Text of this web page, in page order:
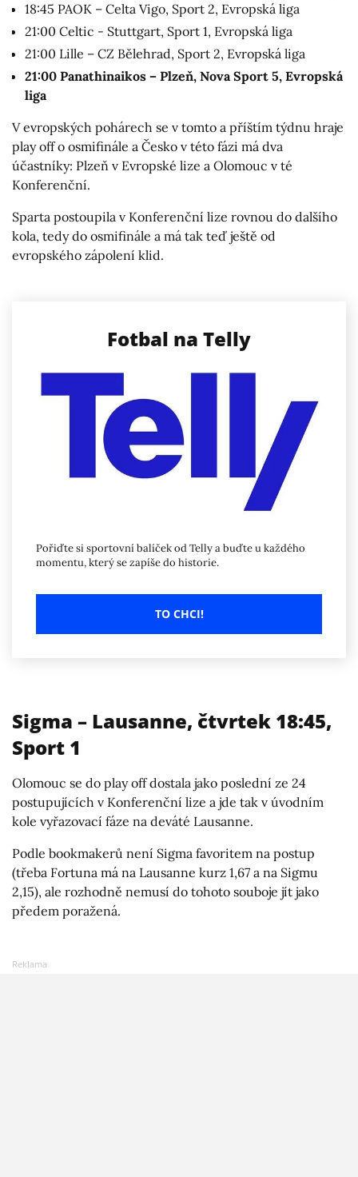
18:45 PAOK – Celta Vigo, Sport 2, Evropská liga
21:00 Celtic - Stuttgart, Sport 1, Evropská liga
21:00 Lille – CZ Bělehrad, Sport 2, Evropská liga
21:00 Panathinaikos – Plzeň, Nova Sport 5, Evropská
liga
V evropských pohárech se v tomto a příštím týdnu hraje
play off o osmifinále a Česko v této fázi má dva
účastníky: Plzeň v Evropské lize a Olomouc v té
Konferenční.
Sparta postoupila v Konferenční lize rovnou do dalšího
kola, tedy do osmifinále a má tak teď ještě od
evropského zápolení klid.
Fotbal na Telly
Pořiďte si sportovní balíček od Telly a buďte u každého
momentu, který se zapíše do historie.
TO CHCI!
Sigma – Lausanne, čtvrtek 18:45,
Sport 1
Olomouc se do play off dostala jako poslední ze 24
postupujících v Konferenční lize a jde tak v úvodním
kole vyřazovací fáze na deváté Lausanne.
Podle bookmakerů není Sigma favoritem na postup
(třeba Fortuna má na Lausanne kurz 1,67 a na Sigmu
2,15), ale rozhodně nemusí do tohoto souboje jít jako
předem poražená.